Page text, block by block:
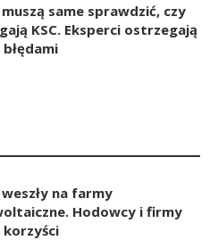
same sprawdzić, czy
KSC. Eksperci ostrzegają
na farmy
Hodowcy i firmy
korzyści